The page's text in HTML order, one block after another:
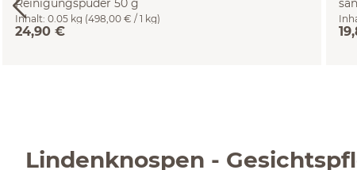
Reinigungspuder 50 g
Inhalt: 0.05 kg (498,00 € / 1 kg)
24,90 €
Lindenknospen -